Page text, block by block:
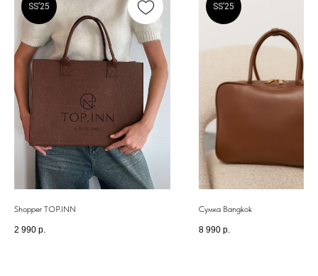
SS’25
Shopper TOP.INN
2 990 р.
SS’25
Сумка Bangkok
8 990 р.
ОНЛАЙН-ОТДЕЛ
Телефон: +7 (903) 577-33-99
*
*Запрещен на территории РФ
КОНСУЛЬТАНТЫ-СТИЛИСТЫ
ПОМОГУТ ВЫБРАТЬ И
СТИЛИЗОВАТЬ ОБРАЗ ДЛЯ ЛЮБОГО
СЛУЧАЯ